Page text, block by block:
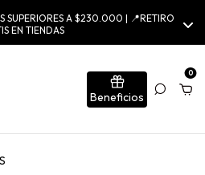
SUPERIORES A $230.000 | 📍RETIRO
EN TIENDAS
Beneficios
0